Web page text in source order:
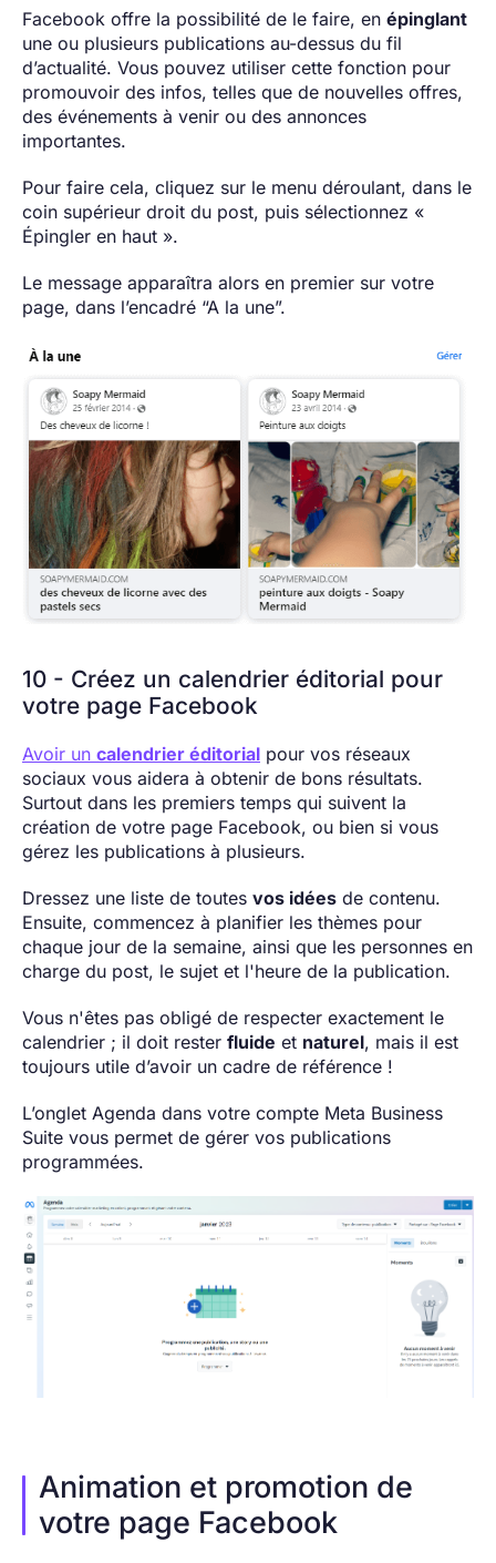
Facebook offre la possibilité de le faire, en épinglant
une ou plusieurs publications au-dessus du fil
d’actualité. Vous pouvez utiliser cette fonction pour
promouvoir des infos, telles que de nouvelles offres,
des événements à venir ou des annonces
importantes.
Pour faire cela, cliquez sur le menu déroulant, dans le
coin supérieur droit du post, puis sélectionnez «
Épingler en haut ».
Le message apparaîtra alors en premier sur votre
page, dans l’encadré “A la une”.
10 - Créez un calendrier éditorial pour
votre page Facebook
Avoir un calendrier éditorial pour vos réseaux
sociaux vous aidera à obtenir de bons résultats.
Surtout dans les premiers temps qui suivent la
création de votre page Facebook, ou bien si vous
gérez les publications à plusieurs.
Dressez une liste de toutes vos idées de contenu.
Ensuite, commencez à planifier les thèmes pour
chaque jour de la semaine, ainsi que les personnes en
charge du post, le sujet et l'heure de la publication.
Vous n'êtes pas obligé de respecter exactement le
calendrier ; il doit rester fluide et naturel, mais il est
toujours utile d’avoir un cadre de référence !
L’onglet Agenda dans votre compte Meta Business
Suite vous permet de gérer vos publications
programmées.
Animation et promotion de
votre page Facebook